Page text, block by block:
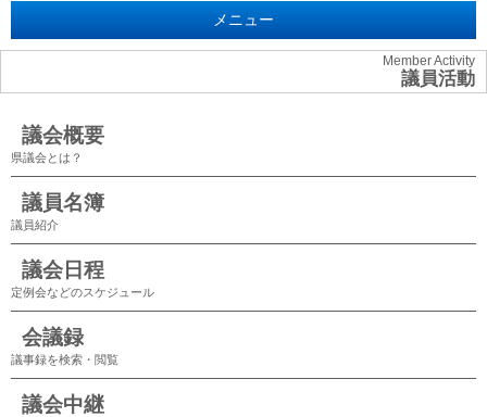
メニュー
Member Activity
議員活動
議会概要
県議会とは？
議員名簿
議員紹介
議会日程
定例会などのスケジュール
会議録
議事録を検索・閲覧
議会中継